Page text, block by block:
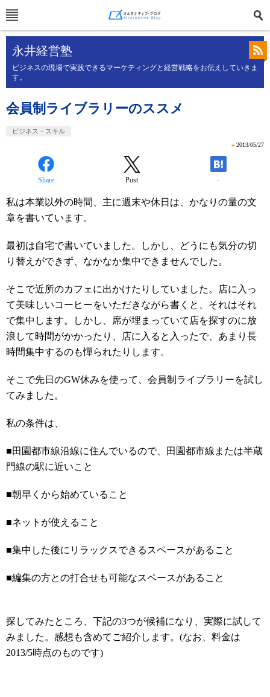
永井経営塾
ビジネスの現場で実践できるマーケティングと経営戦略をお伝えしていきま
す。
会員制ライブラリーのススメ
ビジネス・スキル
» 2013/05/27
Share Post -
私は本業以外の時間、主に週末や休日は、かなりの量の文
章を書いています。
最初は自宅で書いていました。しかし、どうにも気分の切
り替えができず、なかなか集中できませんでした。
そこで近所のカフェに出かけたりしていました。店に入っ
て美味しいコーヒーをいただきながら書くと、それはそれ
で集中します。しかし、席が埋まっていて店を探すのに放
浪して時間がかかったり、店に入ると入ったで、あまり長
時間集中するのも憚られたりします。
そこで先日のGW休みを使って、会員制ライブラリーを試し
てみました。
私の条件は、
■田園都市線沿線に住んでいるので、田園都市線または半蔵
門線の駅に近いこと
■朝早くから始めていること
■ネットが使えること
■集中した後にリラックスできるスペースがあること
■編集の方との打合せも可能なスペースがあること
探してみたところ、下記の3つが候補になり、実際に試して
みました。感想も含めてご紹介します。(なお、料金は
2013/5時点のものです)